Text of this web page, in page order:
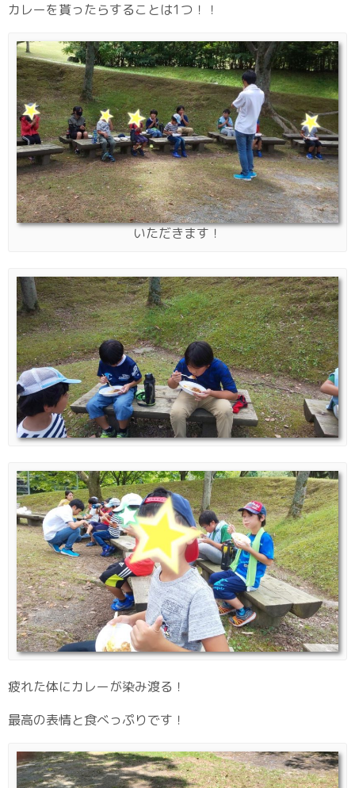
カレーを貰ったらすることは1つ！！
いただきます！
疲れた体にカレーが染み渡る！
最高の表情と食べっぷりです！